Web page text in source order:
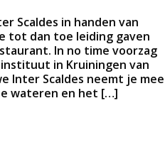
Scaldes in handen van
tot dan toe leiding gaven
In no time voorzag
in Kruiningen van
Inter Scaldes neemt je mee
wateren en het […]